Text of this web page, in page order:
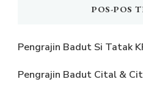
POS-POS
Pengrajin Badut Si Tatak
Pengrajin Badut Cital &